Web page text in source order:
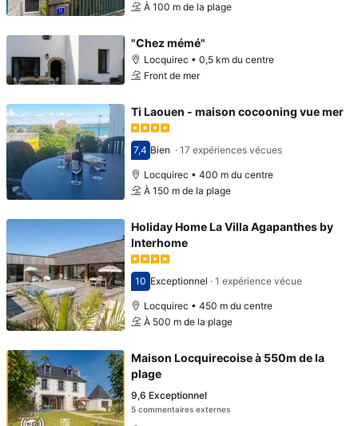
À 100 m de la plage
"Chez mémé"
Locquirec • 0,5 km du centre
Front de mer
Ti Laouen - maison cocooning vue mer
Avec une note de 7,4
7,4 Bien · 17 expériences vécues
Locquirec • 400 m du centre
À 150 m de la plage
Holiday Home La Villa Agapanthes by
Interhome
Avec une note de 10
10 Exceptionnel · 1 expérience vécue
Locquirec • 450 m du centre
À 500 m de la plage
Maison Locquirecoise à 550m de la
plage
9,6 Exceptionnel
5 commentaires externes